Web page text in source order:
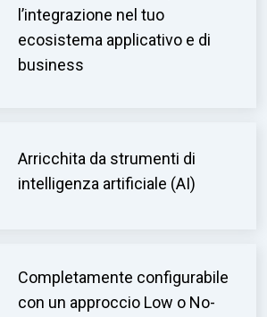
l’integrazione nel tuo
ecosistema applicativo e di
business
Arricchita da strumenti di
intelligenza artificiale (AI)
Completamente configurabile
con un approccio Low o No-